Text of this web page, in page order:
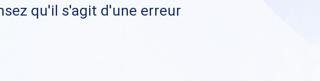
qu'il s'agit d'une erreur